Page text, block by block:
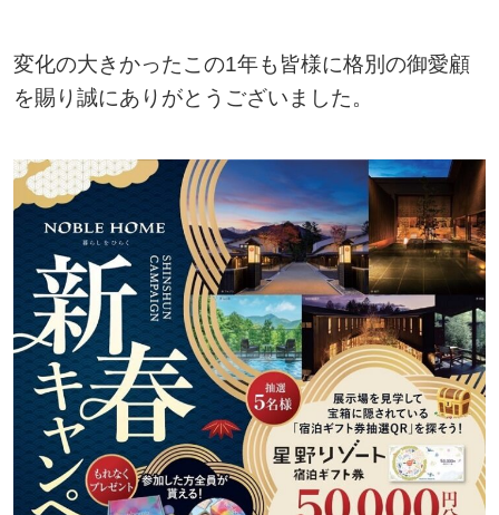
変化の大きかったこの1年も皆様に格別の御愛顧
を賜り誠にありがとうございました。